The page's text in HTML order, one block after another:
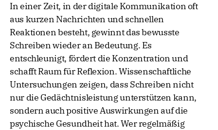
In einer Zeit, in der digitale Kommunikation oft
aus kurzen Nachrichten und schnellen
Reaktionen besteht, gewinnt das bewusste
Schreiben wieder an Bedeutung. Es
entschleunigt, fördert die Konzentration und
schafft Raum für Reflexion. Wissenschaftliche
Untersuchungen zeigen, dass Schreiben nicht
nur die Gedächtnisleistung unterstützen kann,
sondern auch positive Auswirkungen auf die
psychische Gesundheit hat. Wer regelmäßig